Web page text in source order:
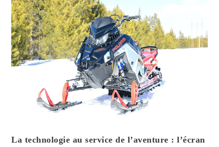
La technologie au service de l’aventure : l’écran